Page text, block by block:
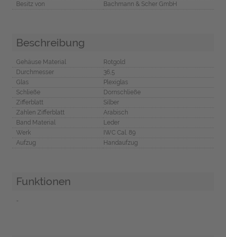
Besitz von
Bachmann & Scher GmbH
Beschreibung
Gehäuse Material
Rotgold
Durchmesser
36,5
Glas
Plexiglas
Schließe
Dornschließe
Zifferblatt
Silber
Zahlen Zifferblatt
Arabisch
Band Material
Leder
Werk
IWC Cal. 89
Aufzug
Handaufzug
Funktionen
-